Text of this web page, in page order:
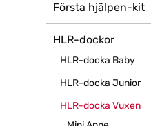
Första hjälpen-kit
HLR-dockor
HLR-docka Baby
HLR-docka Junior
HLR-docka Vuxen